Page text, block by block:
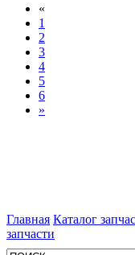
«
1
2
3
4
5
6
»
Главная Каталог
запчасти